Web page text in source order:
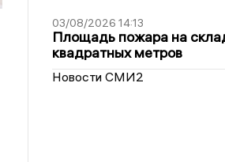
03/08/2026 14:13
Площадь пожара на
квадратных метров
Новости СМИ2